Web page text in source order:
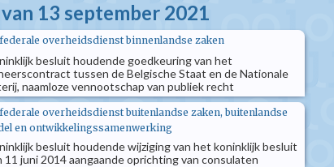
13 september 2021
federale overheidsdienst binnenlandse zaken
besluit houdende goedkeuring van het
tussen de Belgische Staat en de Nationale
naamloze vennootschap van publiek recht
federale overheidsdienst buitenlandse zaken, buitenlandse
en ontwikkelingssamenwerking
besluit houdende wijziging van het koninklijk besluit
11 juni 2014 aangaande oprichting van consulaten